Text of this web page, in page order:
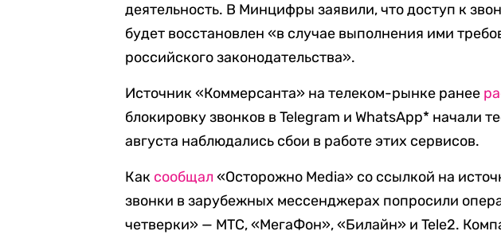
деятельность. В Минцифры заявили, что доступ к
будет восстановлен «в случае выполнения ими
российского законодательства».
Источник «Коммерсанта» на телеком-рынке ранее
блокировку звонков в Telegram и WhatsApp* начали
августа наблюдались сбои в работе этих сервисов.
Как сообщал «Осторожно Media» со ссылкой на
звонки в зарубежных мессенджерах попросили
четверки» — МТС, «МегаФон», «Билайн» и Tele2.